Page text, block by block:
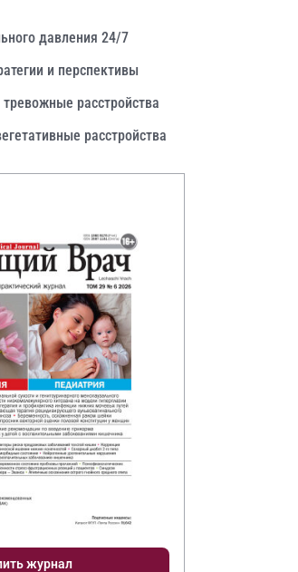
давления 24/7
и перспективы
расстройства
расстройства
журнал